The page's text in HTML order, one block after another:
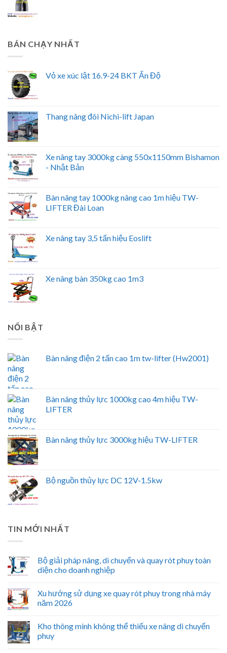
BÁN CHẠY NHẤT
Vỏ xe xúc lật 16.9-24 BKT Ấn Độ
Thang nâng đôi Nichi-lift Japan
Xe nâng tay 3000kg càng 550x1150mm Bishamon
- Nhật Bản
Bàn nâng tay 1000kg nâng cao 1m hiệu TW-
LIFTER Đài Loan
Xe nâng tay 3,5 tấn hiệu Eoslift
Xe nâng bàn 350kg cao 1m3
NỔI BẬT
Bàn nâng điện 2 tấn cao 1m tw-lifter (Hw2001)
Bàn nâng thủy lực 1000kg cao 4m hiệu TW-
LIFTER
Bàn nâng thủy lực 3000kg hiệu TW-LIFTER
Bộ nguồn thủy lực DC 12V-1.5kw
TIN MỚI NHẤT
Bộ giải pháp nâng, di chuyển và quay rót phuy toàn
diện cho doanh nghiệp
Xu hướng sử dụng xe quay rót phuy trong nhà máy
năm 2026
Kho thông minh không thể thiếu xe nâng di chuyển
phuy